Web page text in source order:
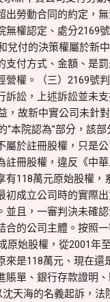
勞動合同的約定，
權認定、處分2169
兌付的決策權屬於新
付方式、金額、是
權。（三）2169號
訟，上述訴訟並未支
，故新中實公司未針
本院認為”部分，該
於註冊股權，只是
冊股權，違反《中華
有118萬元原始股權
成立公司時的實際
且，一審判決未確
合的公司主體。按照
始股權，從2001年
是118萬元、現在還
單、銀行存款證明
天海的名義起訴，法